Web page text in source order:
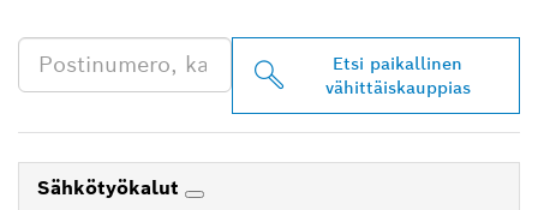
Etsi paikallinen
vähittäiskauppias
Sähkötyökalut